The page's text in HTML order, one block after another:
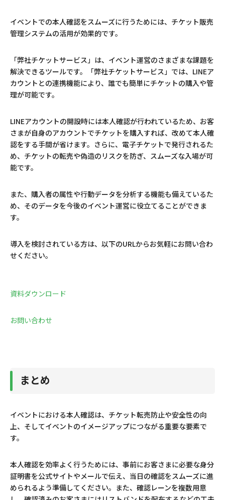
イベントでの本人確認をスムーズに行うためには、チケット販売
管理システムの活用が効果的です。
「弊社チケットサービス」は、イベント運営のさまざまな課題を
解決できるツールです。「弊社チケットサービス」では、LINEア
カウントとの連携機能により、誰でも簡単にチケットの購入や管
理が可能です。
LINEアカウントの開設時には本人確認が行われているため、お客
さまが自身のアカウントでチケットを購入すれば、改めて本人確
認をする手間が省けます。さらに、電子チケットで発行されるた
め、チケットの転売や偽造のリスクを防ぎ、スムーズな入場が可
能です。
また、購入者の属性や行動データを分析する機能も備えているた
め、そのデータを今後のイベント運営に役立てることができま
す。
導入を検討されている方は、以下のURLからお気軽にお問い合わ
せください。
資料ダウンロード
お問い合わせ
まとめ
イベントにおける本人確認は、チケット転売防止や安全性の向
上、そしてイベントのイメージアップにつながる重要な要素で
す。
本人確認を効率よく行うためには、事前にお客さまに必要な身分
証明書を公式サイトやメールで伝え、当日の確認をスムーズに進
められるよう準備してください。また、確認レーンを複数用意